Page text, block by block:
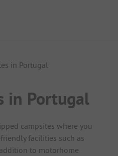
in Portugal
in Portugal
campsites where you
facilities such as
to motorhome